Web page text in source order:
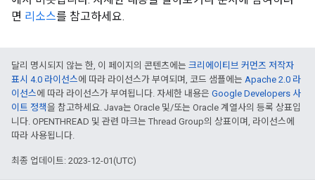
면 리소스를 참고하세요.
달리 명시되지 않는 한, 이 페이지의 콘텐츠에는 크리에이티브 커먼즈 저작자
표시 4.0 라이선스에 따라 라이선스가 부여되며, 코드 샘플에는 Apache 2.0 라
이선스에 따라 라이선스가 부여됩니다. 자세한 내용은 Google Developers 사
이트 정책을 참고하세요. Java는 Oracle 및/또는 Oracle 계열사의 등록 상표입
니다. OPENTHREAD 및 관련 마크는 Thread Group의 상표이며, 라이선스에
따라 사용됩니다.
최종 업데이트: 2023-12-01(UTC)